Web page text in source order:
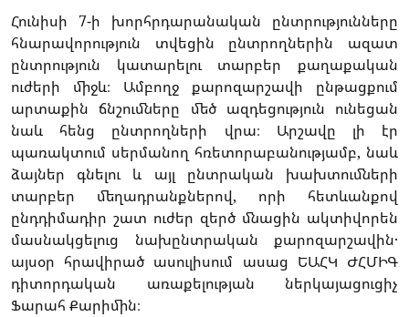
Հունիսի 7-ի խորհրդարանական ընտրությունները
հնարավորություն տվեցին ընտրողներին ազատ
ընտրություն կատարելու տարբեր քաղաքական
ուժերի միջև։ Ամբողջ քարոզարշավի ընթացքում
արտաքին ճնշումները մեծ ազդեցություն ունեցան
նաև հենց ընտրողների վրա։ Արշավը լի էր
պառակտում սերմանող հռետորաբանությամբ, նաև
ձայներ գնելու և այլ ընտրական խախտումների
տարբեր մեղադրանքներով, որի հետևանքով
ընդդիմադիր շատ ուժեր զերծ մնացին ակտիվորեն
մասնակցելուց նախընտրական քարոզարշավին․
այսօր հրավիրած ասուլիսում ասաց ԵԱՀԿ ԺՀՄԻԳ
դիտորդական առաքելության ներկայացուցիչ
Ֆարահ Քարիմին։